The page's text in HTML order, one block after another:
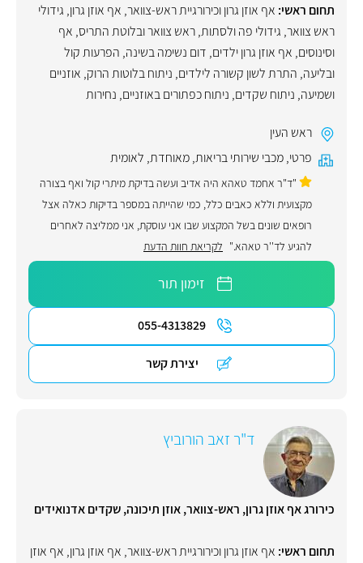
תחום ראשי: אף אוזן גרון וכירורגיית ראש-צוואר, אף אוזן גרון, גידולי
ראש צוואר, גידולי פה ולסתות,ראש צוואר ובלוטת התריס, אף
וסינוסים, אף אוזן גרון ילדים, דום נשימה בשינה, הפרעות קול
ובליעה, התרת לשון קשורה לילדים, ניתוח בלוטות הרוק, אוזניים
ושמיעה, ניתוח שקדים, ניתוח כפתורים באוזניים, נחירות
ראש העין
פרטי,מכבי שירותי בריאות,מאוחדת, לאומית
"ד"ר אחמד טאהא היה אדיב ועשה בדיקת מיתרי קול ואף בצורה
מקצועית וללא כאבים כלל, כמי שהייתה במספר בדיקות כאלה אצל
רופאים שונים בשל המקצוע שבו אני עוסקת, אני ממליצה לאחרים
להגיע לד''ר טאהא." לקריאת חוות הדעת
זימון תור
055-4313829
יצירת קשר
ד"ר זאב הורוביץ
כירורג אף אוזן גרון, ראש-צוואר, אוזן תיכונה, שקדים אדנואידים
תחום ראשי: אף אוזן גרון וכירורגיית ראש-צוואר, אף אוזן גרון, אף אוזן